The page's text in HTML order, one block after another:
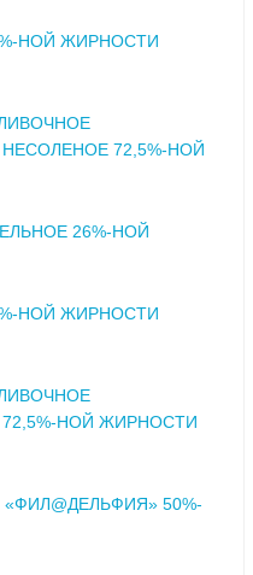
НОЙ ЖИРНОСТИ
72,5%-НОЙ
26%-НОЙ
НОЙ ЖИРНОСТИ
НОЙ ЖИРНОСТИ
50%-